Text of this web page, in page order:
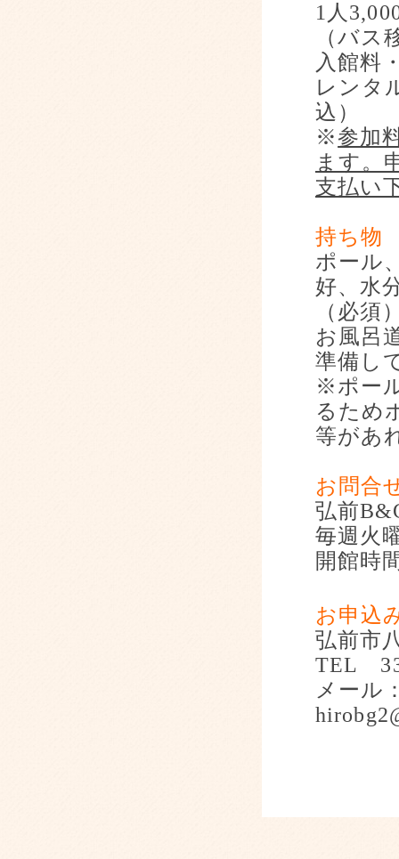
1 人
（バス
入館料
レンタ
込）
※参加
ます。
支払い
持ち物
ポール
好、水
（必須
お風呂
準備し
※ポー
るため
等があ
お問合
弘前
毎週火
開館時
お申込
弘前市
TEL
メール